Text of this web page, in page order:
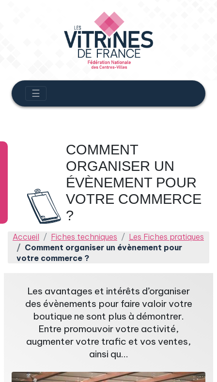
☰
COMMENT
ORGANISER UN
ÉVÈNEMENT POUR
VOTRE COMMERCE
?
Accueil Fiches techniques
Les Fiches pratiques
Comment organiser un évènement pour
votre commerce ?
Les avantages et intérêts d’organiser
des évènements pour faire valoir votre
boutique ne sont plus à démontrer.
Entre promouvoir votre activité,
augmenter votre trafic et vos ventes,
ainsi qu...